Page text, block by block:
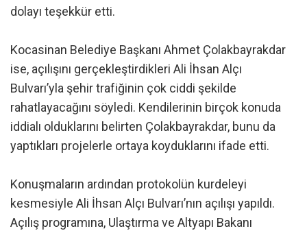
dolayı teşekkür etti.
Kocasinan Belediye Başkanı Ahmet Çolakbayrakdar
ise, açılışını gerçekleştirdikleri Ali İhsan Alçı
Bulvarı’yla şehir trafiğinin çok ciddi şekilde
rahatlayacağını söyledi. Kendilerinin birçok konuda
iddialı olduklarını belirten Çolakbayrakdar, bunu da
yaptıkları projelerle ortaya koyduklarını ifade etti.
Konuşmaların ardından protokolün kurdeleyi
kesmesiyle Ali İhsan Alçı Bulvarı’nın açılışı yapıldı.
Açılış programına, Ulaştırma ve Altyapı Bakanı